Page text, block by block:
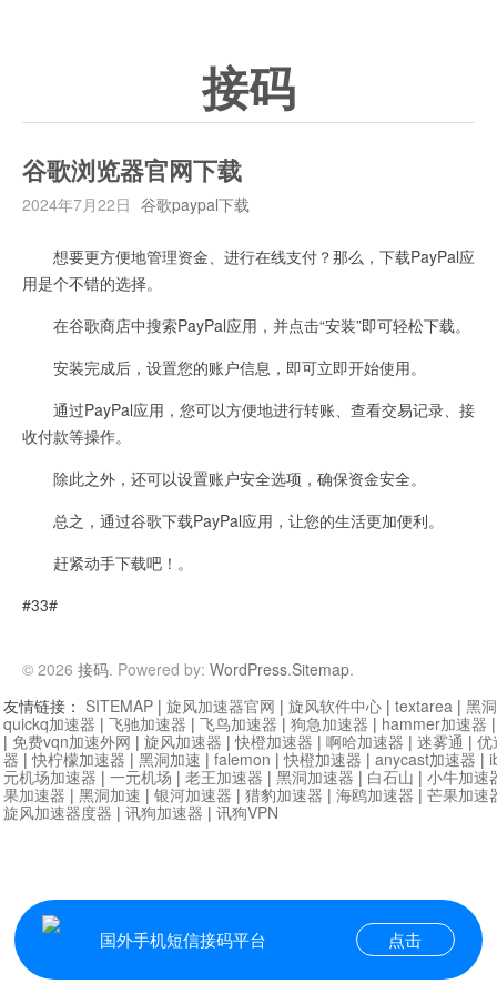
接码
谷歌浏览器官网下载
2024年7月22日 谷歌paypal下载
想要更方便地管理资金、进行在线支付？那么，下载PayPal应
用是个不错的选择。
在谷歌商店中搜索PayPal应用，并点击“安装”即可轻松下载。
安装完成后，设置您的账户信息，即可立即开始使用。
通过PayPal应用，您可以方便地进行转账、查看交易记录、接
收付款等操作。
除此之外，还可以设置账户安全选项，确保资金安全。
总之，通过谷歌下载PayPal应用，让您的生活更加便利。
赶紧动手下载吧！。
#33#
© 2026 接码. Powered by: WordPress.Sitemap.
国外手机短信接码平台 点击
友情链接： SITEMAP | 旋风加速器官网 | 旋风软件中心 | textarea | 黑
quickq加速器 | 飞驰加速器 | 飞鸟加速器 | 狗急加速器 | hammer加速器
| 免费vqn加速外网 | 旋风加速器 |快橙加速器 | 啊哈加速器 | 迷雾通 | 优
器 |快柠檬加速器 | 黑洞加速 | falemon |快橙加速器 | anycast加速器 |
元机场加速器 | 一元机场 | 老王加速器 | 黑洞加速器 | 白石山 | 小牛加速
果加速器 | 黑洞加速 | 银河加速器 | 猎豹加速器 | 海鸥加速器 | 芒果加速
旋风加速器度器 | 讯狗加速器 | 讯狗VPN